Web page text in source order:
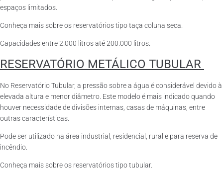
espaços limitados.
Conheça mais sobre os reservatórios tipo taça coluna seca.
Capacidades entre 2.000 litros até 200.000 litros.
RESERVATÓRIO METÁLICO TUBULAR
No Reservatório Tubular, a pressão sobre a água é considerável devido à
elevada altura e menor diâmetro. Este modelo é mais indicado quando
houver necessidade de divisões internas, casas de máquinas, entre
outras características.
Pode ser utilizado na área industrial, residencial, rural e para reserva de
incêndio.
Conheça mais sobre os reservatórios tipo tubular.